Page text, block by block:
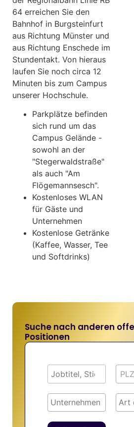
64 erreichen Sie den
Bahnhof in Burgsteinfurt
aus Richtung Münster und
aus Richtung Enschede im
Stundentakt. Von hieraus
laufen Sie noch circa 12
Minuten bis zum Campus
unserer Hochschule.
Parkplätze befinden
sich rund um das
Campus Gelände -
sowohl an der
"Stegerwaldstraße"
als auch "Am
Flögemannsesch".
Kostenloses WLAN
für Gäste und
Unternehmen
Kostenlose Getränke
(Kaffee, Wasser, Tee
und Softdrinks)
Suche nach anderen
Positionen